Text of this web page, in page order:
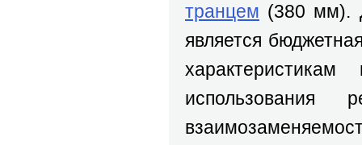
транцем (380 мм).
является